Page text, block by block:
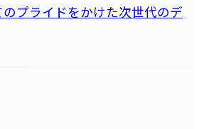
プライドをかけた次世代のデ